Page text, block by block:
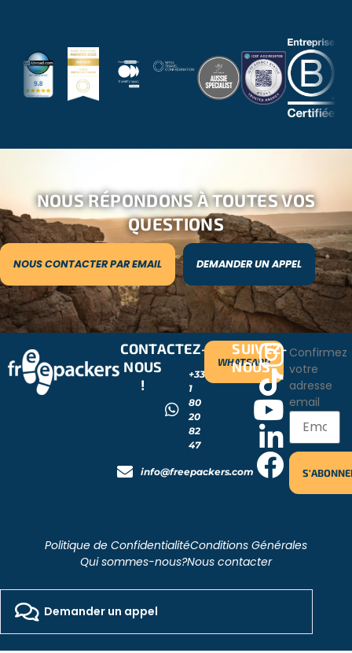
NOUS RÉPONDONS À TOUTES VOS
QUESTIONS
NOUS CONTACTER PAR EMAIL DEMANDER UN APPEL
CONTACTEZ-
NOUS
!
+33
1
80
20
82
47
info@freepackers.com
WHATSAPP
SUIVEZ-
NOUS
Confirmez
votre
adresse
email
Politique de ConfidentialitéConditions Générales
Qui sommes-nous?Nous contacter
2026 - Freepackers - All Rights Reserved​
Designed by Pocom Digital Agency
Demander un appel